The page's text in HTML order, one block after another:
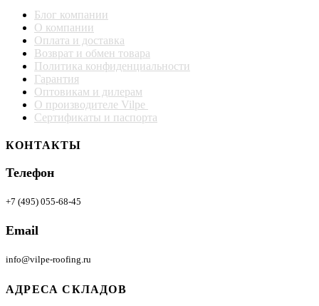
Блог компании
О компании
Оплата и доставка
Возврат и обмен товара
Политика конфиденциальности
Гарантия
Оптовикам и дилерам
О производителе Vilpe
Сертификаты и паспорта
КОНТАКТЫ
Телефон
+7 (495) 055-68-45
Email
info@vilpe-roofing.ru
АДРЕСА СКЛАДОВ